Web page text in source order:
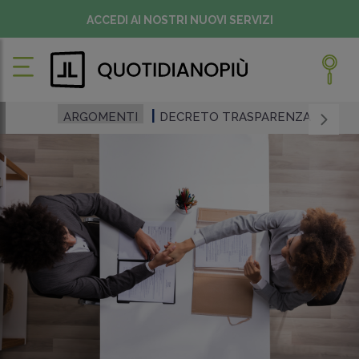
ACCEDI AI NOSTRI NUOVI SERVIZI
ARGOMENTI DECRETO TRASPARENZA